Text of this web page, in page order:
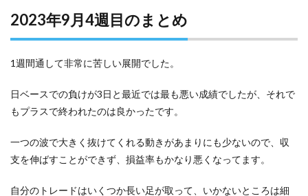
2023年9月4週目のまとめ
1週間通して非常に苦しい展開でした。
日ベースでの負けが3日と最近では最も悪い成績でしたが、それで
もプラスで終われたのは良かったです。
一つの波で大きく抜けてくれる動きがあまりにも少ないので、収
支を伸ばすことができず、損益率もかなり悪くなってます。
自分のトレードはいくつか長い足が取って、いかないところは細